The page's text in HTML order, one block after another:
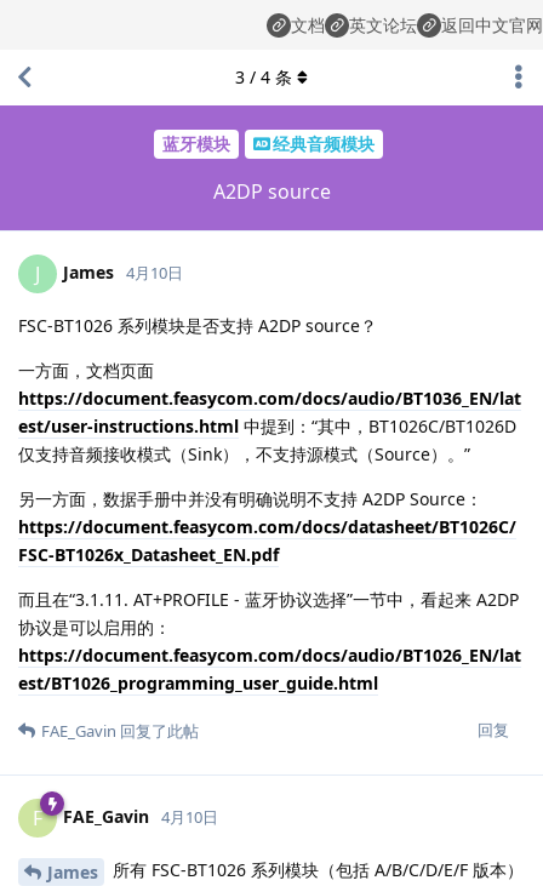
文档 英文论坛 返回中文官网
蓝牙模块 经典音频模块
A2DP source
3 / 4 条
J James 4月10日
FSC-BT1026 系列模块是否支持 A2DP source？
一方面，文档页面
https://document.feasycom.com/docs/audio/BT1036_EN/lat
est/user-instructions.html 中提到：“其中，BT1026C/BT1026D
仅支持音频接收模式（Sink），不支持源模式（Source）。”
另一方面，数据手册中并没有明确说明不支持 A2DP Source：
https://document.feasycom.com/docs/datasheet/BT1026C/
FSC-BT1026x_Datasheet_EN.pdf
而且在“3.1.11. AT+PROFILE - 蓝牙协议选择”一节中，看起来 A2DP
协议是可以启用的：
https://document.feasycom.com/docs/audio/BT1026_EN/lat
est/BT1026_programming_user_guide.html
回复
FAE_Gavin 回复了此帖
F FAE_Gavin 4月10日
James
所有 FSC‑BT1026 系列模块（包括 A/B/C/D/E/F 版本）